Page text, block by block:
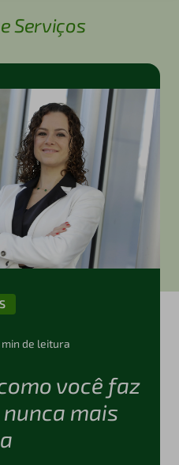
Serviços
min de leitura
você faz
mais